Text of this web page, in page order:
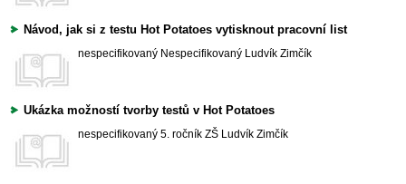
Návod, jak si z testu Hot Potatoes vytisknout pracovní list
nespecifikovaný Nespecifikovaný Ludvík Zimčík
Ukázka možností tvorby testů v Hot Potatoes
nespecifikovaný 5. ročník ZŠ Ludvík Zimčík